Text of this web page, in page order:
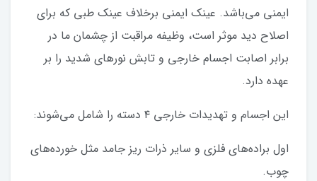
ایمنی می‌باشد. عینک ایمنی برخلاف عینک طبی که برای
اصلاح دید موثر است، وظیفه مراقبت از چشمان ما در
برابر اصابت اجسام خارجی و تابش نورهای شدید را بر
عهده دارد.
این اجسام و تهدیدات خارجی ۴ دسته را شامل می‌شوند:
اول براده‌های فلزی و سایر ذرات ریز جامد مثل خورده‌های
چوب.